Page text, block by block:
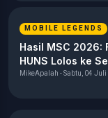
MOBILE LEGENDS
Hasil MSC 2026:
HUNS Lolos ke
MikeApalah - Sabtu, 04